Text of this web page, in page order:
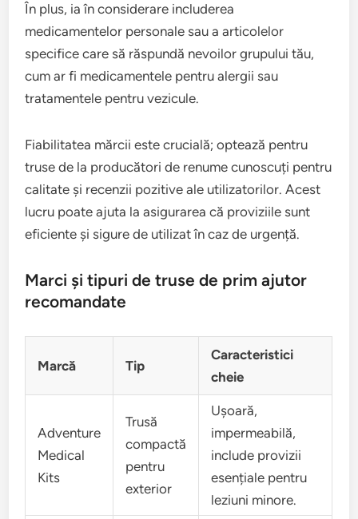
În plus, ia în considerare includerea
medicamentelor personale sau a articolelor
specifice care să răspundă nevoilor grupului tău,
cum ar fi medicamentele pentru alergii sau
tratamentele pentru vezicule.
Fiabilitatea mărcii este crucială; optează pentru
truse de la producători de renume cunoscuți pentru
calitate și recenzii pozitive ale utilizatorilor. Acest
lucru poate ajuta la asigurarea că proviziile sunt
eficiente și sigure de utilizat în caz de urgență.
Marci și tipuri de truse de prim ajutor
recomandate
Marcă Tip
Caracteristici
cheie
Adventure
Medical
Kits
Trusă
compactă
pentru
exterior
Ușoară,
impermeabilă,
include provizii
esențiale pentru
leziuni minore.